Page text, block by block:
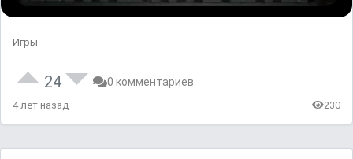
Игры
24 0 комментариев
4 лет назад 230